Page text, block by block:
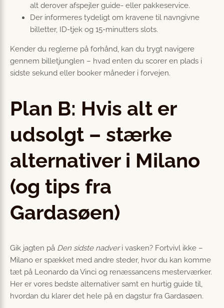
alt derover afspejler guide- eller pakkeservice.
Der informeres tydeligt om kravene til navngivne
billetter, ID-tjek og 15-minutters slots.
Kender du reglerne på forhånd, kan du trygt navigere
gennem billetjunglen – hvad enten du scorer en plads i
sidste sekund eller booker måneder i forvejen.
Plan B: Hvis alt er
udsolgt – stærke
alternativer i Milano
(og tips fra
Gardasøen)
Gik jagten på Den sidste nadveri vasken? Fortvivl ikke –
Milano er spækket med andre steder, hvor du kan komme
tæt på Leonardo da Vinci og renæssancens mesterværker.
Her er vores bedste alternativer samt en hurtig guide til,
hvordan du klarer det hele på en dagstur fra Gardasøen.